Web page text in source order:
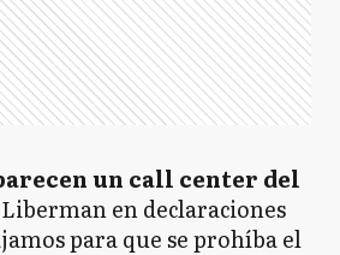
un call center del
en declaraciones
para que se prohíba el